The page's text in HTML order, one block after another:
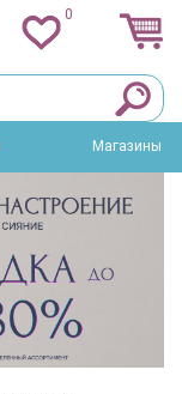
0
Магазины